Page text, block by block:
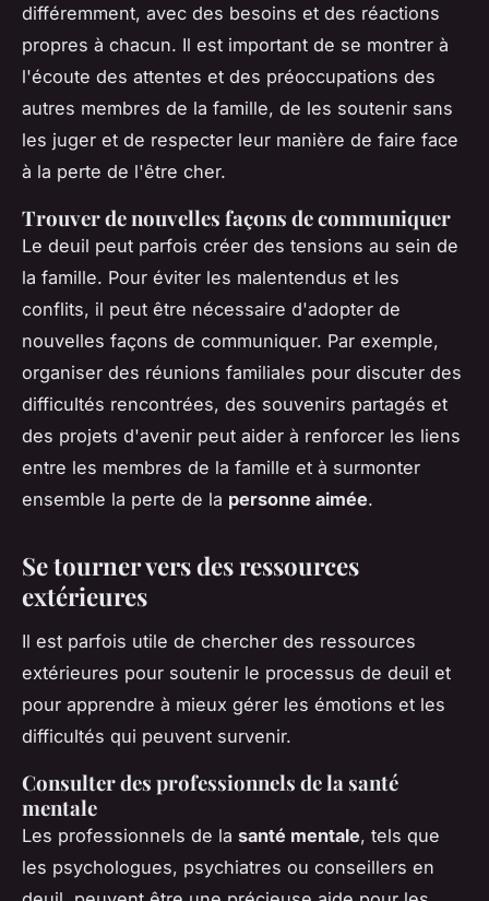
différemment, avec des besoins et des réactions
propres à chacun. Il est important de se montrer à
l'écoute des attentes et des préoccupations des
autres membres de la famille, de les soutenir sans
les juger et de respecter leur manière de faire face
à la perte de l'être cher.
Trouver de nouvelles façons de communiquer
Le deuil peut parfois créer des tensions au sein de
la famille. Pour éviter les malentendus et les
conflits, il peut être nécessaire d'adopter de
nouvelles façons de communiquer. Par exemple,
organiser des réunions familiales pour discuter des
difficultés rencontrées, des souvenirs partagés et
des projets d'avenir peut aider à renforcer les liens
entre les membres de la famille et à surmonter
ensemble la perte de la personne aimée.
Se tourner vers des ressources
extérieures
Il est parfois utile de chercher des ressources
extérieures pour soutenir le processus de deuil et
pour apprendre à mieux gérer les émotions et les
difficultés qui peuvent survenir.
Consulter des professionnels de la santé
mentale
Les professionnels de la santé mentale, tels que
les psychologues, psychiatres ou conseillers en